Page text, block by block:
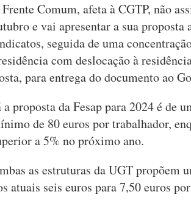
Comum, afeta à CGTP, não
e vai apresentar a sua
seguida de uma
com deslocação à
para entrega do documento ao
a proposta da Fesap para 2024 é de
de 80 euros por trabalhador,
a 5% no próximo ano.
as estruturas da UGT propõem
atuais seis euros para 7,50 euros